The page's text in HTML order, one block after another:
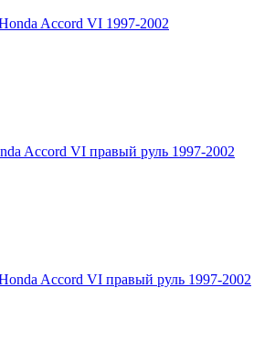
Accord VI 1997-2002
Accord VI правый руль 1997-2002
Accord VI правый руль 1997-2002